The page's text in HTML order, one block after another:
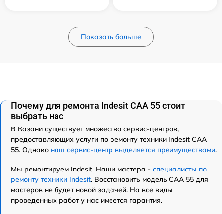
Показать больше
Почему для ремонта Indesit CAA 55 стоит
выбрать нас
В Казани существует множество сервис-центров,
предоставляющих услуги по ремонту техники Indesit CAA
55. Однако наш сервис-центр выделяется преимуществами.
Мы ремонтируем Indesit. Наши мастера - специалисты по
ремонту техники Indesit. Восстановить модель CAA 55 для
мастеров не будет новой задачей. На все виды
проведенных работ у нас имеется гарантия.